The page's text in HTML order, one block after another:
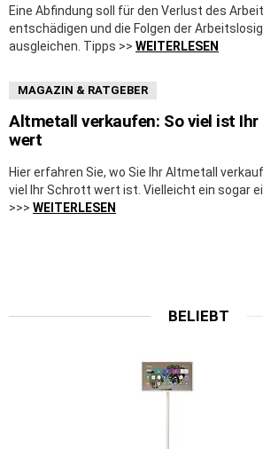
Eine Abfindung soll für den Verlust des
entschädigen und die Folgen der
ausgleichen. Tipps >> WEITERLESEN
MAGAZIN & RATGEBER
Altmetall verkaufen: So viel ist
wert
Hier erfahren Sie, wo Sie Ihr Altmetall
viel Ihr Schrott wert ist. Vielleicht ein sogar
>>> WEITERLESEN
BELIEBT